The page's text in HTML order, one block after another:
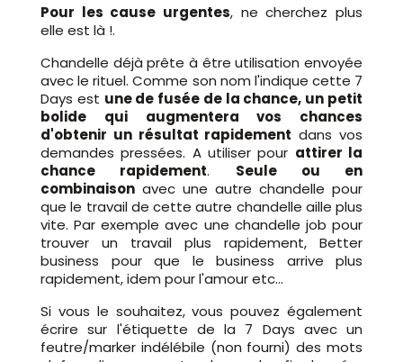
Pour les cause urgentes, ne cherchez plus
elle est là !.
Chandelle déjà prête à être utilisation envoyée
avec le rituel. Comme son nom l'indique cette 7
Days est une de fusée de la chance, un petit
bolide qui augmentera vos chances
d'obtenir un résultat rapidement dans vos
demandes pressées. A utiliser pour attirer la
chance rapidement. Seule ou en
combinaison avec une autre chandelle pour
que le travail de cette autre chandelle aille plus
vite. Par exemple avec une chandelle job pour
trouver un travail plus rapidement, Better
business pour que le business arrive plus
rapidement, idem pour l'amour etc...
Si vous le souhaitez, vous pouvez également
écrire sur l'étiquette de la 7 Days avec un
feutre/marker indélébile (non fourni) des mots